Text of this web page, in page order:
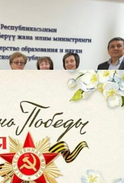
20.07.2026
Медиа
СУЗАКТА 750
ПАЙДАЛАНУУГА
07.08.2025
Улуу Жеңиштин
29.04.2025
Награды в
29.04.2025